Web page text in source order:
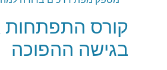
קורס התפתחות
בגישה ההפוכה